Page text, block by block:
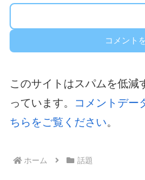
このサイトはスパムを低減
っています。 コメントデー
ちらをご覧ください。
ホーム 話題